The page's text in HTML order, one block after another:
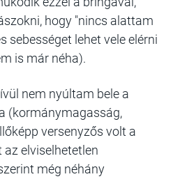
hogy "nincs alattam
sebességet lehet vele elérni
is már néha).
nem nyúltam bele a
(kormánymagasság,
versenyzős volt a
elviselhetetlen
még néhány